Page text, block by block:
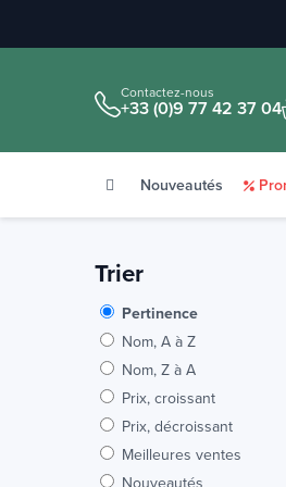
Contactez-nous
+33 (0)9 77 42 37 04
Nouveautés
Trier
Pertinence
Nom, A à Z
Nom, Z à A
Prix, croissant
Prix, décroissant
Meilleures ventes
Nouveautés